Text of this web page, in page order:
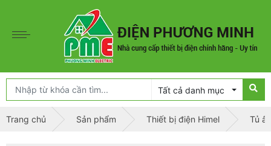
Tất cả danh mục
Trang chủ Sản phẩm Thiết bị điện Himel Tủ